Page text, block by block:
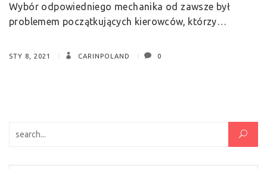
Wybór odpowiedniego mechanika od zawsze był
problemem początkujących kierowców, którzy…
STY 8, 2021 CARINPOLAND 0